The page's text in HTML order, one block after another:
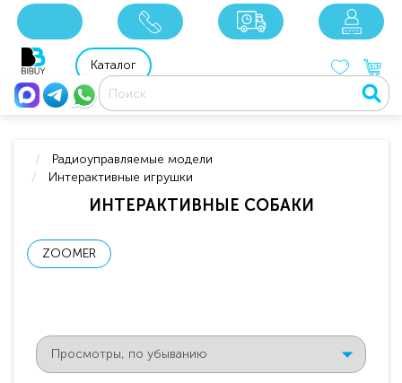
8 800 201 92 06
Каталог
Радиоуправляемые модели
Интерактивные игрушки
ИНТЕРАКТИВНЫЕ СОБАКИ
ZOOMER